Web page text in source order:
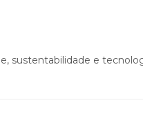
sustentabilidade e